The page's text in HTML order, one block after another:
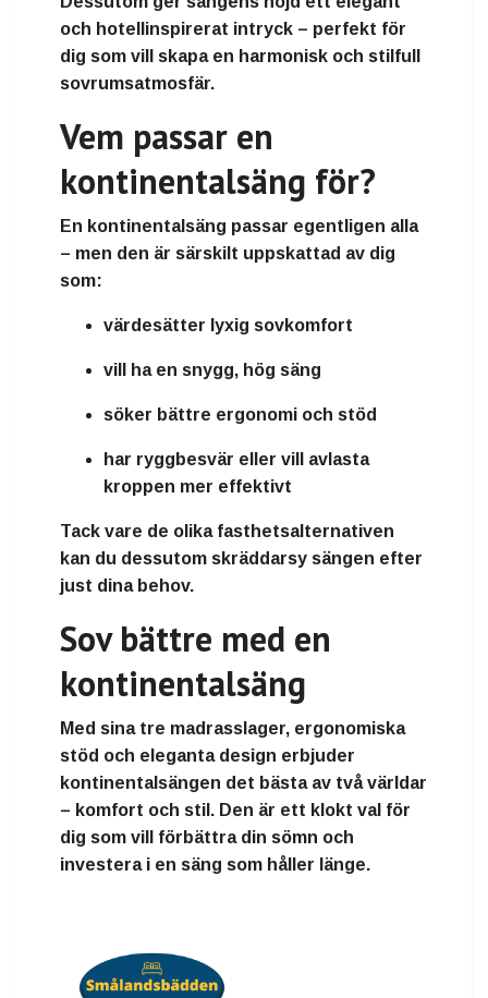
och hotellinspirerat intryck – perfekt för
dig som vill skapa en harmonisk och stilfull
sovrumsatmosfär.
Vem passar en
kontinentalsäng för?
En kontinentalsäng passar egentligen alla
– men den är särskilt uppskattad av dig
som:
värdesätter lyxig sovkomfort
vill ha en snygg, hög säng
söker bättre ergonomi och stöd
har ryggbesvär eller vill avlasta
kroppen mer effektivt
Tack vare de olika fasthetsalternativen
kan du dessutom skräddarsy sängen efter
just dina behov.
Sov bättre med en
kontinentalsäng
Med sina tre madrasslager, ergonomiska
stöd och eleganta design erbjuder
kontinentalsängen det bästa av två världar
– komfort och stil . Den är ett klokt val för
dig som vill förbättra din sömn och
investera i en säng som håller länge.